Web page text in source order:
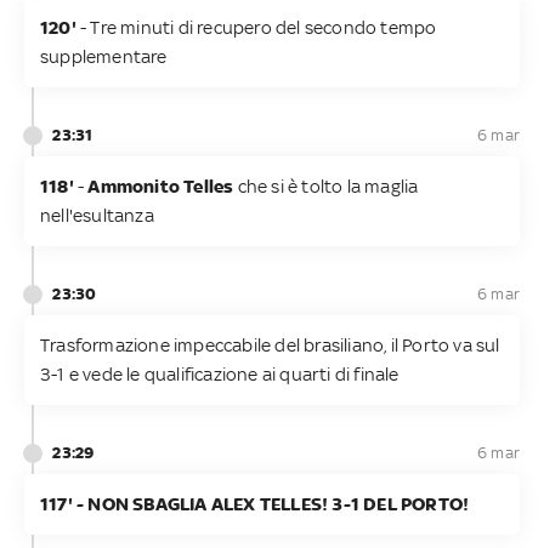
120'- Tre minuti di recupero del secondo tempo
supplementare
23:31 6 mar
118'-Ammonito Telles che si è tolto la maglia
nell'esultanza
23:30 6 mar
Trasformazione impeccabile del brasiliano, il Porto va sul
3-1 e vede le qualificazione ai quarti di finale
23:29 6 mar
117' - NON SBAGLIA ALEX TELLES! 3-1 DEL PORTO!